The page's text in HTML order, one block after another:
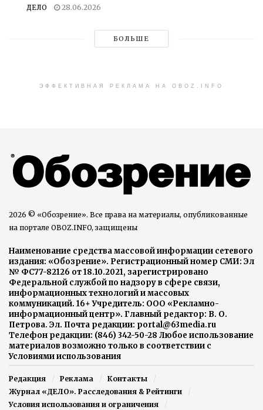
ДЕЛО 28.06.2026
БОЛЬШЕ
ЭФФЕКТИВНАЯ РЕКЛАМА НА OBOZ.INFO
2026 © «Обозрение». Все права на материалы, опубликованные
на портале OBOZ.INFO, защищены
Наименование средства массовой информации сетевого
издания: «Обозрение». Регистрационный номер СМИ: Эл
№ ФС77-82126 от 18.10.2021, зарегистрировано
Федеральной службой по надзору в сфере связи,
информационных технологий и массовых
коммуникаций. 16+ Учредитель: ООО «Рекламно-
информационный центр». Главный редактор: В. О.
Петрова. Эл. Почта редакции: portal@63media.ru
Телефон редакции: (846) 342-50-28 Любое использование
материалов возможно только в соответствии с
Условиями использования
Редакция Реклама
Контакты
Журнал «ДЕЛО». Расследования & Рейтинги
Условия использования и ограничения